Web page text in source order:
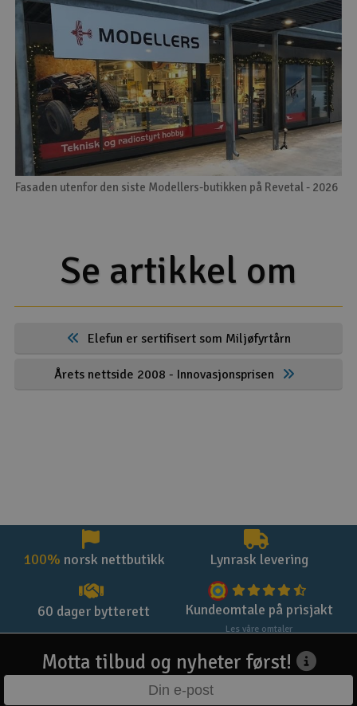
Fasaden utenfor den siste Modellers-butikken på Revetal - 2026
Se artikkel om
Elefun er sertifisert som Miljøfyrtårn
Årets nettside 2008 - Innovasjonsprisen
100% norsk nettbutikk Lynrask levering
60 dager bytterett Kundeomtale på prisjakt
Les våre omtaler
Motta tilbud og nyheter først!